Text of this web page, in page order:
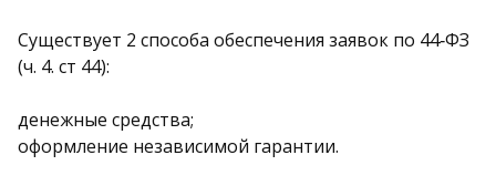
Существует 2 способа обеспечения заявок по 44‑ФЗ
(ч. 4. ст 44):
денежные средства;
оформление независимой гарантии.